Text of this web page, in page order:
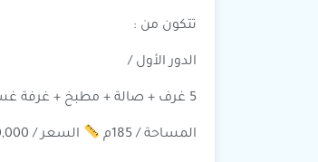
تتكون من :
الدور الأول /
5 غرف + صالة + مطبخ + غرفة غسيل + غرفة عاملة + 3 دورات مياه
المساحة / 185م السعر / 660,000